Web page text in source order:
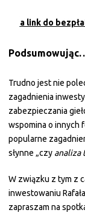
a link do
Trudno jest nie
zagadnienia
zabezpieczania
wspomina o innych
popularne
słynne „czy analiza
W związku z tym z
inwestowaniu
zapraszam na